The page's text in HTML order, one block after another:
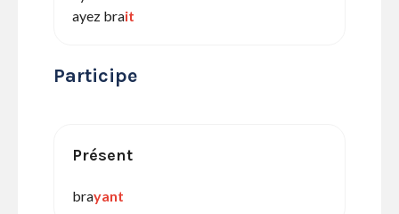
ayez brait
Participe
Présent
brayant